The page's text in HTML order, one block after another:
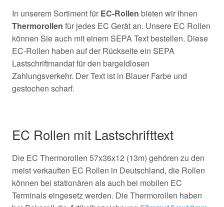
In unserem Sortiment für EC-Rollen bieten wir Ihnen
Thermorollen für jedes EC Gerät an. Unsere EC Rollen
können Sie auch mit einem SEPA Text bestellen. Diese
EC-Rollen haben auf der Rückseite ein SEPA
Lastschriftmandat für den bargeldlosen
Zahlungsverkehr. Der Text ist in Blauer Farbe und
gestochen scharf.
EC Rollen mit Lastschrifttext
Die EC Thermorollen 57x36x12 (13m) gehören zu den
meist verkauften EC Rollen in Deutschland, die Rollen
können bei stationären als auch bei mobilen EC
Terminals eingesetz werden. Die Thermorollen haben